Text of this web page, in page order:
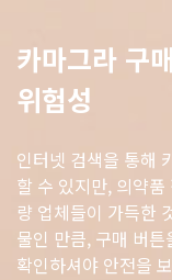
카마그라 구
위험성
인터넷 검색을 통해
할 수 있지만, 의약
량 업체들이 가득한
물인 만큼, 구매 버
확인하셔야 안전을